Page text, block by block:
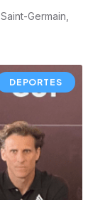
Germain,
DEPORTES